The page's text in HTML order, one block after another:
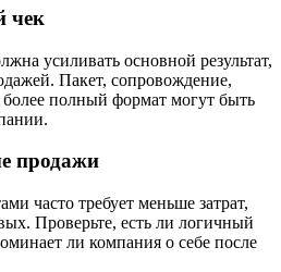
чек
усиливать основной результат,
Пакет, сопровождение,
полный формат могут быть
продажи
часто требует меньше затрат,
Проверьте, есть ли логичный
ли компания о себе после